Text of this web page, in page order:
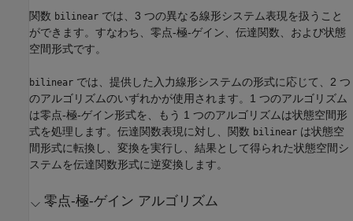
関数 bilinear では、3 つの異なる線形システム表現を扱うこと
ができます。すなわち、零点-極-ゲイン、伝達関数、および状態
空間形式です。
bilinear では、提供した入力線形システムの形式に応じて、2 つ
のアルゴリズムのいずれかが使用されます。1 つのアルゴリズム
は零点-極-ゲイン形式を、もう 1 つのアルゴリズムは状態空間形
式を処理します。伝達関数表現に対し、関数 bilinear は状態空
間形式に転換し、変換を実行し、結果として得られた状態空間シ
ステムを伝達関数形式に逆変換します。
零点-極-ゲイン アルゴリズム